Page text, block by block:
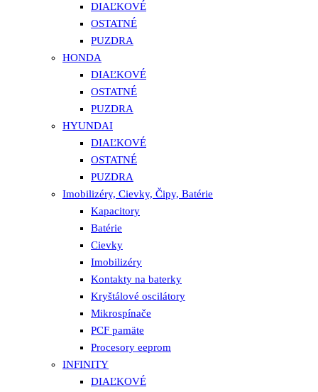
DIAĽKOVÉ
OSTATNÉ
PUZDRA
HONDA
DIAĽKOVÉ
OSTATNÉ
PUZDRA
HYUNDAI
DIAĽKOVÉ
OSTATNÉ
PUZDRA
Imobilizéry, Cievky, Čipy, Batérie
Kapacitory
Batérie
Cievky
Imobilizéry
Kontakty na baterky
Kryštálové oscilátory
Mikrospínače
PCF pamäte
Procesory eeprom
INFINITY
DIAĽKOVÉ